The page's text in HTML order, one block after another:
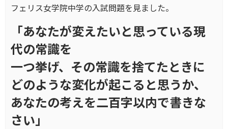
フェリス女学院中学の入試問題を見ました。
「あなたが変えたいと思っている現
代の常識を
一つ挙げ、その常識を捨てたときに
どのような変化が起こると思うか、
あなたの考えを二百字以内で書きな
さい」